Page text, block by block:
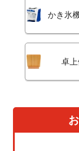
かき氷
卓